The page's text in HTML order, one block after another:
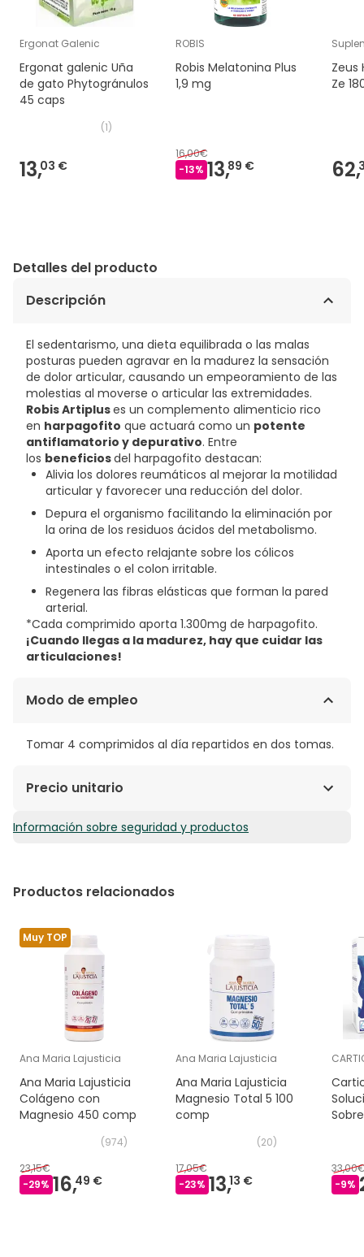
Ergonat Galenic
Ergonat galenic Uña
de gato Phytogránulos
45 caps
(1)
13,03 €
ROBIS
Robis Melatonina Plus
1,9 mg
16,00€
-13% 13,89 €
Zeus
Ze
62,
Detalles del producto
Descripción
El sedentarismo, una dieta equilibrada o las malas
posturas pueden agravar en la madurez la sensación
de dolor articular, causando un empeoramiento de las
molestias al moverse o articular las extremidades.
Robis Artipluses un complemento alimenticio rico
en harpagofito que actuará como un potente
antiflamatorio y depurativo. Entre
los beneficiosdel harpagofito destacan:
Alivia los dolores reumáticos al mejorar la motilidad
articular y favorecer una reducción del dolor.
Depura el organismo facilitando la eliminación por
la orina de los residuos ácidos del metabolismo.
Aporta un efecto relajante sobre los cólicos
intestinales o el colon irritable.
Regenera las fibras elásticas que forman la pared
arterial.
*Cada comprimido aporta 1.300mg de harpagofito.
¡Cuando llegas a la madurez, hay que cuidar las
articulaciones!
Modo de empleo
Tomar 4 comprimidos al día repartidos en dos tomas.
Precio unitario
0,20€ / Comprimidos
Información sobre seguridad y productos
Productos relacionados
Muy TOP
Ana Maria Lajusticia
Ana Maria Lajusticia
Colágeno con
Magnesio 450 comp
(974)
23,15€
-29% 16,49 €
Ana Maria Lajusticia
Ana Maria Lajusticia
Magnesio Total 5 100
comp
(20)
17,05€
-23% 13,13 €
-9%